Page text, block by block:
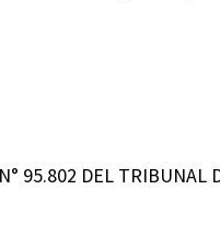
95.802 DEL TRIBUNAL